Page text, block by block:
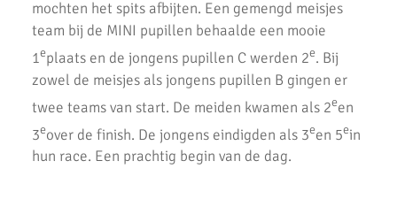
AKU atleten starten baanseizoen
AKU jeugd succesvol tijdens nationale indoorwedstrijden
Goede prestaties D2 & C Junioren in Santpoort
Pupillen Finale 2021
mochten het spits afbijten. Een gemengd meisjes
team bij de MINI pupillen behaalde een mooie
1eplaats en de jongens pupillen C werden 2e. Bij
zowel de meisjes als jongens pupillen B gingen er
twee teams van start. De meiden kwamen als 2een
3eover de finish. De jongens eindigden als 3een 5ein
hun race. Een prachtig begin van de dag.